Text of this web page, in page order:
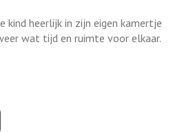
kind heerlijk in zijn eigen kamertje
wat tijd en ruimte voor elkaar.